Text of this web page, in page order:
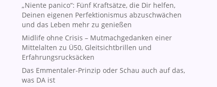
„Niente panico“: Fünf Kraftsätze, die Dir helfen,
Deinen eigenen Perfektionismus abzuschwächen
und das Leben mehr zu genießen
Midlife ohne Crisis – Mutmachgedanken einer
Mittelalten zu Ü50, Gleitsichtbrillen und
Erfahrungsrucksäcken
Das Emmentaler-Prinzip oder Schau auch auf das,
was DA ist